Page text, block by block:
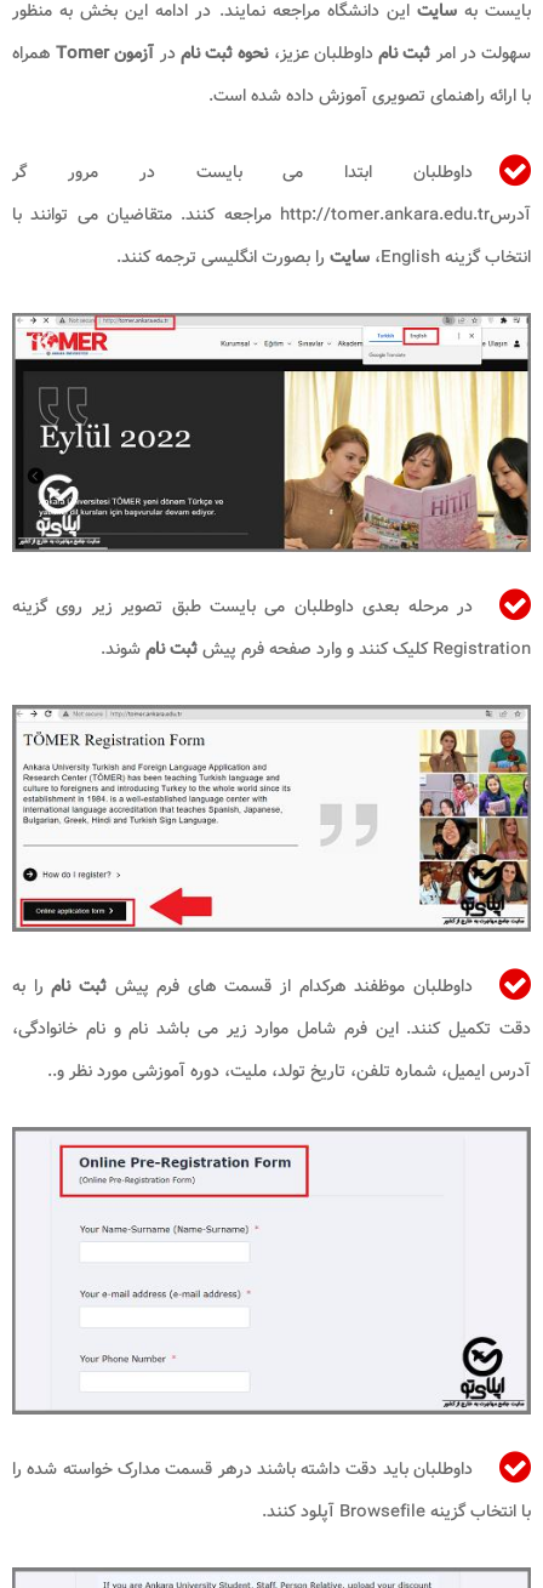
بایست بهسایتاین دانشگاه مراجعه نمایند. در ادامه این بخش به منظور
سهولت در امر ثبت نامداوطلبان عزیز،نحوه ثبت نامدر آزمونTomer همراه
با ارائه راهنمای تصویری آموزش داده شده است.
داوطلبان ابتدا می بایست در مرور گر
آدرسhttp://tomer.ankara.edu.tr مراجعه کنند. متقاضیان می توانند با
انتخاب گزینهEnglish، سایت را بصورت انگلیسی ترجمه کنند.
در مرحله بعدی داوطلبان می بایست طبق تصویر زیر روی گزینه
Registration کلیک کنند و وارد صفحه فرم پیش
ثبت نامشوند.
داوطلبان موظفند هرکدام از قسمت های فرم پیش ثبت نامرا به
دقت تکمیل کنند. این فرم شامل موارد زیر می باشد نام و نام خانوادگی،
آدرس ایمیل، شماره تلفن، تاریخ تولد، ملیت، دوره آموزشی مورد نظر و..
داوطلبان باید دقت داشته باشند درهر قسمت مدارک خواسته شده را
با انتخاب گزینه Browsefile آپلود کنند.